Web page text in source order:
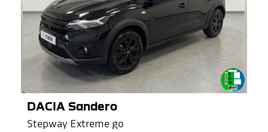
DACIA Sandero
Stepway Extreme go